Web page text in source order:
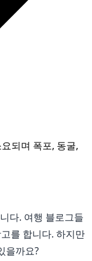
되며 폭포, 동굴,
다. 여행 블로그들
를 합니다. 하지만
을까요?